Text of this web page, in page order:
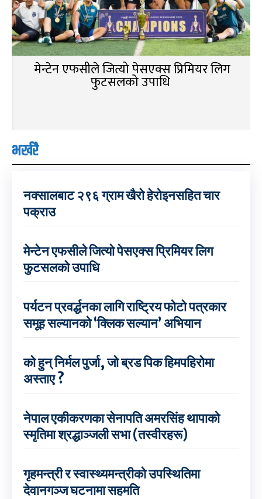
मेन्टेन एफसीले जित्यो पेसएक्स प्रिमियर लिग
फुटसलको उपाधि
भर्खरै
नक्सालबाट २९६ ग्राम खैरो हेरोइनसहित चार
पक्राउ
मेन्टेन एफसीले जित्यो पेसएक्स प्रिमियर लिग
फुटसलको उपाधि
पर्यटन प्रवर्द्धनका लागि राष्ट्रिय फोटो पत्रकार
समूह सल्यानको ‘क्लिक सल्यान’ अभियान
को हुन् निर्मल पुर्जा, जो ब्रड पिक हिमपहिरोमा
अस्ताए ?
नेपाल एकीकरणका सेनापति अमरसिंह थापाको
स्मृतिमा श्रद्धाञ्जली सभा (तस्वीरहरू)
गृहमन्त्री र स्वास्थ्यमन्त्रीको उपस्थितिमा
देवानगञ्ज घटनामा सहमति